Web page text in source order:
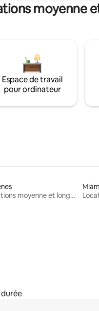
moyenne
Espace de travail
pour ordinateur
Locations moyenne et longue durée